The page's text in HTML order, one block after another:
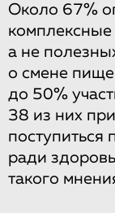
Около 67%
а не
о смене
до 50%
38 из них
ради
такого